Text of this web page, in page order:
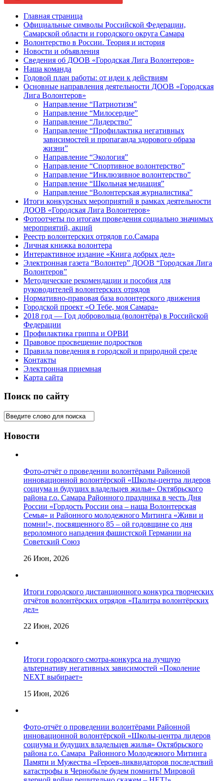
Главная страница
Официальные символы Российской Федерации,
Самарской области и городского округа Самара
Волонтерство в России. Теория и история
Новости и объявления
Сведения об ДООВ «Городская Лига Волонтеров»
Наша команда
Годовой план работы: от идеи к действиям
Основные направления деятельности ДООВ «Городская
Лига Волонтеров»
Направление “Патриотизм”
Направление “Милосердие”
Направление “Лидерство”
Направление “Профилактика негативных
зависимостей и пропаганда здорового образа
жизни”
Направление “Экология”
Направление “Спортивное волонтерство”
Направление “Инклюзивное волонтерство”
Направление “Школьная медиация”
Направление “Волонтерская журналистика”
Итоги конкурсных мероприятий в рамках деятельности
ДООВ «Городская Лига Волонтеров»
Фотоотчеты по итогам проведения социально значимых
мероприятий, акций
Реестр волонтерских отрядов г.о.Самара
Личная книжка волонтера
Интерактивное издание «Книга добрых дел»
Электронная газета “Волонтер” ДООВ “Городская Лига
Волонтеров”
Методические рекомендации и пособия для
руководителей волонтерских отрядов
Нормативно-правовая база волонтерского движения
Городской проект «О Тебе, моя Самара»
2018 год — Год добровольца (волонтёра) в Российской
Федерации
Профилактика гриппа и ОРВИ
Правовое просвещение подростков
Правила поведения в городской и природной среде
Контакты
Электронная приемная
Карта сайта
Поиск по сайту
Новости
Фото-отчёт о проведении волонтёрами Районной
инновационной волонтёрской «Школы-центра лидеров
социума и будущих владельцев жилья» Октябрьского
района г.о. Самара Районного праздника в честь Дня
России «Гордость России она – наша Волонтерская
Семья» и Районного молодежного Митинга «Живи и
помни!», посвященного 85 – ой годовщине со дня
вероломного нападения фашистской Германии на
Советский Союз
26 Июн, 2026
Итоги городского дистанционного конкурса творческих
отчётов волонтёрских отрядов «Палитра волонтёрских
дел»
22 Июн, 2026
Итоги городского смотра-конкурса на лучшую
альтернативу негативных зависимостей «Поколение
NEXT выбирает»
15 Июн, 2026
Фото-отчёт о проведении волонтёрами Районной
инновационной волонтёрской «Школы-центра лидеров
социума и будущих владельцев жилья» Октябрьского
района г.о. Самара Районного Молодежного Митинга
Памяти и Мужества «Героев-ликвидаторов последствий
катастрофы в Чернобыле будем помнить! Мировой